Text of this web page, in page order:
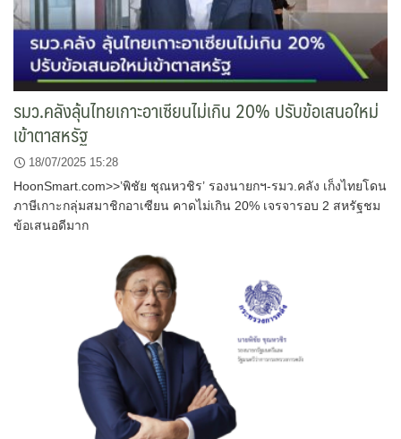
รมว.คลังลุ้นไทยเกาะอาเซียนไม่เกิน 20% ปรับข้อเสนอใหม่
เข้าตาสหรัฐ
18/07/2025 15:28
HoonSmart.com>>’พิชัย ชุณหวชิร’ รองนายกฯ-รมว.คลัง เก็งไทยโดน
ภาษีเกาะกลุ่มสมาชิกอาเซียน คาดไม่เกิน 20% เจรจารอบ 2 สหรัฐชม
ข้อเสนอดีมาก